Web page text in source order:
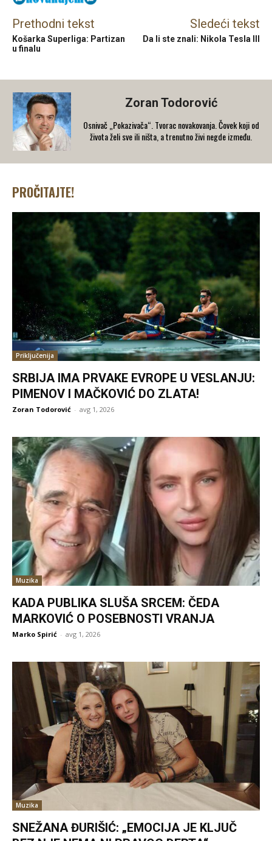
Prethodni tekst
Košarka Superliga: Partizan
u finalu
Sledeći tekst
Da li ste znali: Nikola Tesla III
Zoran Todorović
Osnivač „Pokazivača“. Tvorac novakovanja. Čovek koji od
života želi sve ili ništa, a trenutno živi negde između.
PROČITAJTE!
Priključenija
SRBIJA IMA PRVAKE EVROPE U VESLANJU:
PIMENOV I MAČKOVIĆ DO ZLATA!
Zoran Todorović - avg 1, 2026
Muzika
KADA PUBLIKA SLUŠA SRCEM: ČEDA
MARKOVIĆ O POSEBNOSTI VRANJA
Marko Spirić - avg 1, 2026
Muzika
SNEŽANA ĐURIŠIĆ: „EMOCIJA JE KLJUČ